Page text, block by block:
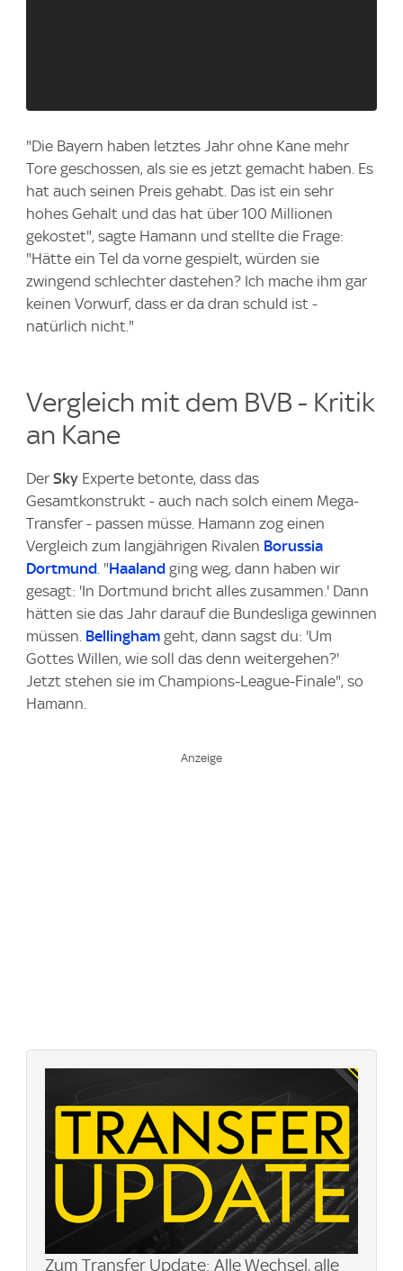
"Die Bayern haben letztes Jahr ohne Kane mehr
Tore geschossen, als sie es jetzt gemacht haben. Es
hat auch seinen Preis gehabt. Das ist ein sehr
hohes Gehalt und das hat über 100 Millionen
gekostet", sagte Hamann und stellte die Frage:
"Hätte ein Tel da vorne gespielt, würden sie
zwingend schlechter dastehen? Ich mache ihm gar
keinen Vorwurf, dass er da dran schuld ist -
natürlich nicht."
Vergleich mit dem BVB - Kritik
an Kane
Der Sky Experte betonte, dass das
Gesamtkonstrukt - auch nach solch einem Mega-
Transfer - passen müsse. Hamann zog einen
Vergleich zum langjährigen Rivalen Borussia
Dortmund. "Haaland ging weg, dann haben wir
gesagt: 'In Dortmund bricht alles zusammen.' Dann
hätten sie das Jahr darauf die Bundesliga gewinnen
müssen. Bellingham geht, dann sagst du: 'Um
Gottes Willen, wie soll das denn weitergehen?'
Jetzt stehen sie im Champions-League-Finale", so
Hamann.
Zum Transfer Update: Alle Wechsel, alle